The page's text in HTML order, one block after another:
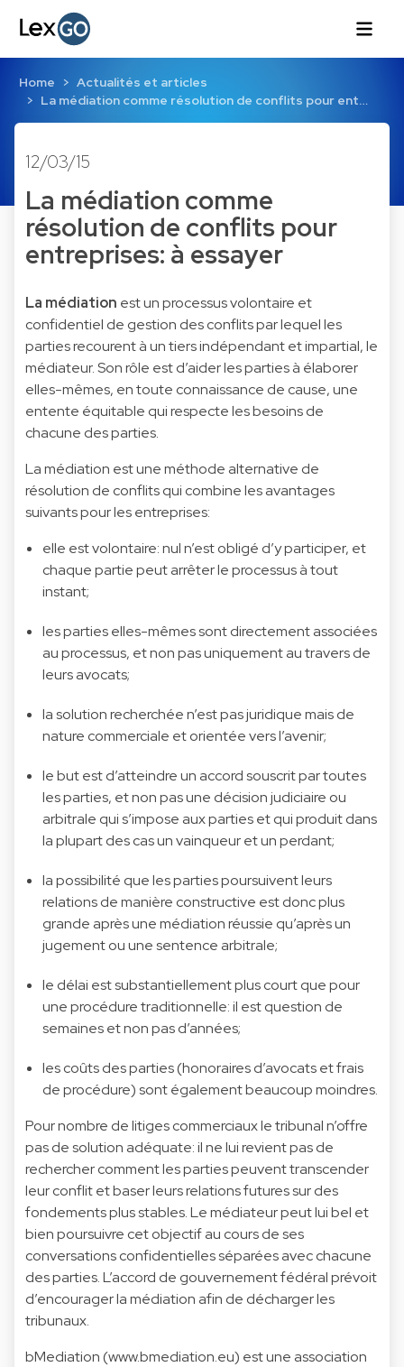
Home
Actualités et articles
La médiation comme résolution de conflits pour ent…
12/03/15
La médiation comme
résolution de conflits pour
entreprises: à essayer
La médiation est un processus volontaire et
confidentiel de gestion des conflits par lequel les
parties recourent à un tiers indépendant et impartial, le
médiateur. Son rôle est d’aider les parties à élaborer
elles-mêmes, en toute connaissance de cause, une
entente équitable qui respecte les besoins de
chacune des parties.
La médiation est une méthode alternative de
résolution de conflits qui combine les avantages
suivants pour les entreprises:
elle est volontaire: nul n’est obligé d’y participer, et
chaque partie peut arrêter le processus à tout
instant;
les parties elles-mêmes sont directement associées
au processus, et non pas uniquement au travers de
leurs avocats;
la solution recherchée n’est pas juridique mais de
nature commerciale et orientée vers l’avenir;
le but est d’atteindre un accord souscrit par toutes
les parties, et non pas une décision judiciaire ou
arbitrale qui s’impose aux parties et qui produit dans
la plupart des cas un vainqueur et un perdant;
la possibilité que les parties poursuivent leurs
relations de manière constructive est donc plus
grande après une médiation réussie qu’après un
jugement ou une sentence arbitrale;
le délai est substantiellement plus court que pour
une procédure traditionnelle: il est question de
semaines et non pas d’années;
les coûts des parties (honoraires d’avocats et frais
de procédure) sont également beaucoup moindres.
Pour nombre de litiges commerciaux le tribunal n’offre
pas de solution adéquate: il ne lui revient pas de
rechercher comment les parties peuvent transcender
leur conflit et baser leurs relations futures sur des
fondements plus stables. Le médiateur peut lui bel et
bien poursuivre cet objectif au cours de ses
conversations confidentielles séparées avec chacune
des parties. L’accord de gouvernement fédéral prévoit
d’encourager la médiation afin de décharger les
tribunaux.
bMediation (www.bmediation.eu) est une association